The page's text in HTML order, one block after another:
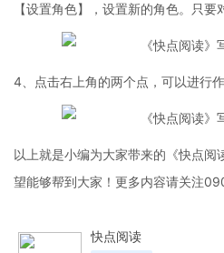
【设置角色】，设置新的角色。只要
4、点击右上角的两个点，可以进行作
以上就是小编为大家带来的《快点阅
望能够帮到大家！更多内容请关注
快点阅读